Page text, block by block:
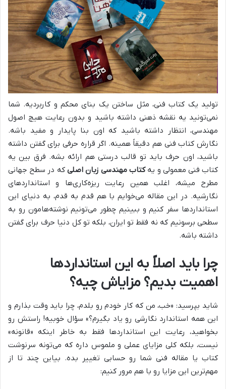
تولید یک کتاب فنی، مثل ساختن یک بنای محکم و کاربردیه. شما
نمی‌تونید یه نقشه ذهنی داشته باشید و بدون رعایت هیچ اصول
مهندسی، انتظار داشته باشید که اون بنا پایدار و مفید باشه.
نگارش کتاب فنی هم دقیقاً همینه. اگر قراره حرفی برای گفتن داشته
باشید، اون حرف باید تو قالب درستی هم ارائه بشه. فرق بین یه
کتاب فنی معمولی و یهکتاب مهندسی زبان اصلی که در سطح جهانی
مطرح میشه، اغلب همین رعایت ریزه‌کاری‌ها و استانداردهای
نگارشیه. در این مقاله می‌خوایم با هم قدم به قدم، به دنیای این
استانداردها سفر کنیم و ببینیم چطور می‌تونیم نوشته‌هامون رو به
سطحی برسونیم که نه فقط تو ایران، بلکه تو کل دنیا حرف برای گفتن
داشته باشه.
چرا باید اصلاً به این استانداردها
اهمیت بدیم؟ مزایاش چیه؟
شاید بپرسید: «خب، من که کار خودم رو بلدم، چرا باید وقت بذارم و
این همه استاندارد نگارشی رو یاد بگیرم؟» سؤال خوبیه! راستش رو
بخواهید، رعایت این استانداردها فقط به خاطر اینکه «قانونه»
نیست، بلکه کلی مزایای عملی و ملموس داره که می‌تونه سرنوشت
کتاب یا مقاله فنی شما رو حسابی تغییر بده. بیاین چند تا از
مهم‌ترین این مزایا رو با هم مرور کنیم: